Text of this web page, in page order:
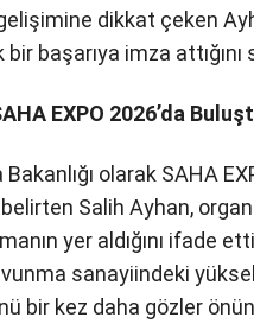
dikkat çeken
başarıya imza attığını
EXPO 2026’da
olarak SAHA
belirten Salih Ayhan,
yer aldığını ifade
sanayiindeki
bir kez daha gözler